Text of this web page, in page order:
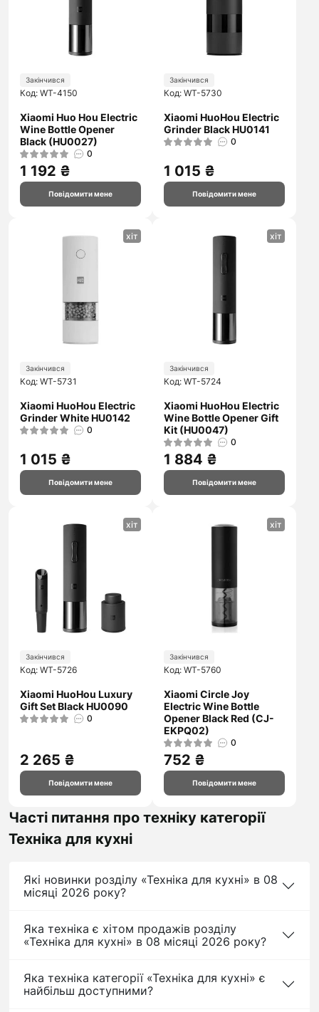
Закінчився
Код: WT-4150
Xiaomi Huo Hou Electric
Wine Bottle Opener
Black (HU0027)
0
1 192 ₴
Повідомити мене
Закінчився
Код: WT-5730
Xiaomi HuoHou Electric
Grinder Black HU0141
0
1 015 ₴
Повідомити мене
хіт
Закінчився
Код: WT-5731
Xiaomi HuoHou Electric
Grinder White HU0142
0
1 015 ₴
Повідомити мене
хіт
Закінчився
Код: WT-5724
Xiaomi HuoHou Electric
Wine Bottle Opener Gift
Kit (HU0047)
0
1 884 ₴
Повідомити мене
хіт
Закінчився
Код: WT-5726
Xiaomi HuoHou Luxury
Gift Set Black HU0090
0
2 265 ₴
Повідомити мене
хіт
Закінчився
Код: WT-5760
Xiaomi Сircle Joy
Electric Wine Bottle
Opener Black Red (CJ-
EKPQ02)
0
752 ₴
Повідомити мене
Часті питання про техніку категорії
Техніка для кухні
Які новинки розділу «Техніка для кухні» в 08
місяці 2026 року?
Яка техніка є хітом продажів розділу
«Техніка для кухні» в 08 місяці 2026 року?
Яка техніка категорії «Техніка для кухні» є
найбільш доступними?